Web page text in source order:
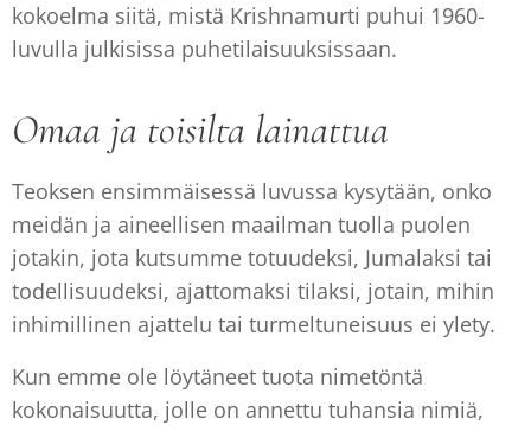
kokoelma siitä, mistä Krishnamurti puhui 1960-
luvulla julkisissa puhetilaisuuksissaan.
Omaa ja toisilta lainattua
Teoksen ensimmäisessä luvussa kysytään, onko
meidän ja aineellisen maailman tuolla puolen
jotakin, jota kutsumme totuudeksi, Jumalaksi tai
todellisuudeksi, ajattomaksi tilaksi, jotain, mihin
inhimillinen ajattelu tai turmeltuneisuus ei ylety.
Kun emme ole löytäneet tuota nimetöntä
kokonaisuutta, jolle on annettu tuhansia nimiä,